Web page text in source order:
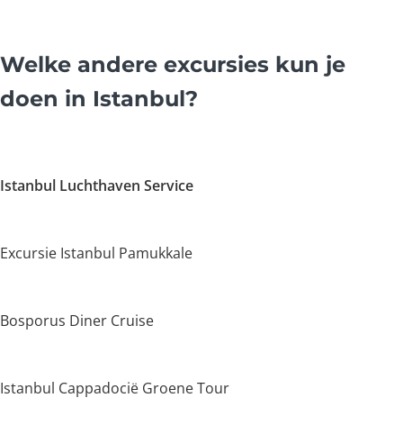
Welke andere excursies kun je
doen in Istanbul?
Istanbul Luchthaven Service
Excursie Istanbul Pamukkale
Bosporus Diner Cruise
Istanbul Cappadocië Groene Tour